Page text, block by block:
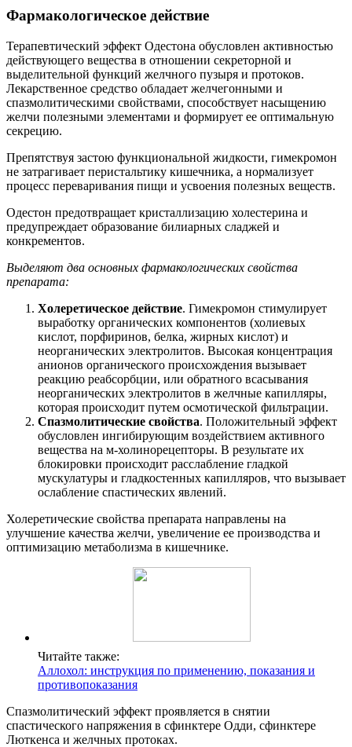
Фармакологическое действие
Терапевтический эффект Одестона обусловлен активностью
действующего вещества в отношении секреторной и
выделительной функций желчного пузыря и протоков.
Лекарственное средство обладает желчегонными и
спазмолитическими свойствами, способствует насыщению
желчи полезными элементами и формирует ее оптимальную
секрецию.
Препятствуя застою функциональной жидкости, гимекромон
не затрагивает перистальтику кишечника, а нормализует
процесс переваривания пищи и усвоения полезных веществ.
Одестон предотвращает кристаллизацию холестерина и
предупреждает образование билиарных сладжей и
конкрементов.
Выделяют два основных фармакологических свойства
препарата:
Холеретическое действие. Гимекромон стимулирует
выработку органических компонентов (холиевых
кислот, порфиринов, белка, жирных кислот) и
неорганических электролитов. Высокая концентрация
анионов органического происхождения вызывает
реакцию реабсорбции, или обратного всасывания
неорганических электролитов в желчные капилляры,
которая происходит путем осмотической фильтрации.
Спазмолитические свойства. Положительный эффект
обусловлен ингибирующим воздействием активного
вещества на м-холинорецепторы. В результате их
блокировки происходит расслабление гладкой
мускулатуры и гладкостенных капилляров, что вызывает
ослабление спастических явлений.
Холеретические свойства препарата направлены на
улучшение качества желчи, увеличение ее производства и
оптимизацию метаболизма в кишечнике.
Читайте также:
Аллохол: инструкция по применению, показания и
противопоказания
Спазмолитический эффект проявляется в снятии
спастического напряжения в сфинктере Одди, сфинктере
Люткенса и желчных протоках.